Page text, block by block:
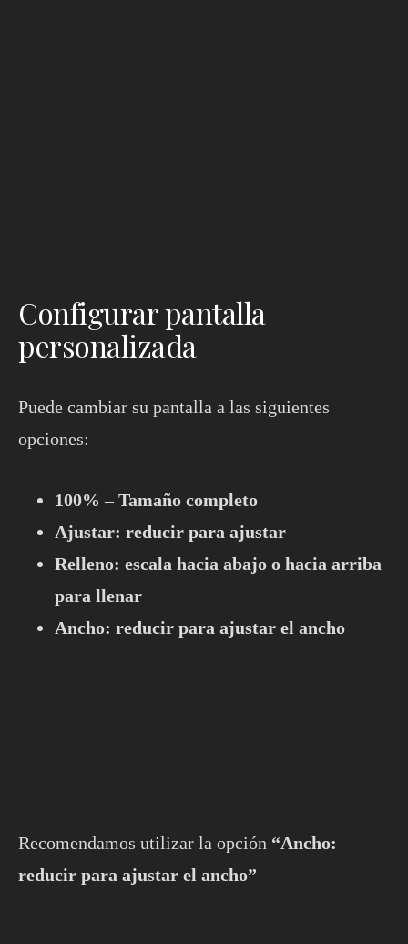
Configurar pantalla
personalizada
Puede cambiar su pantalla a las siguientes
opciones:
100% – Tamaño completo
Ajustar: reducir para ajustar
Relleno: escala hacia abajo o hacia arriba
para llenar
Ancho: reducir para ajustar el ancho
Recomendamos utilizar la opción “Ancho:
reducir para ajustar el ancho”